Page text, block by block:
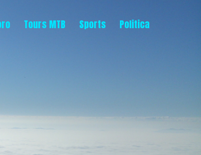
Tours MTB Sports Politica